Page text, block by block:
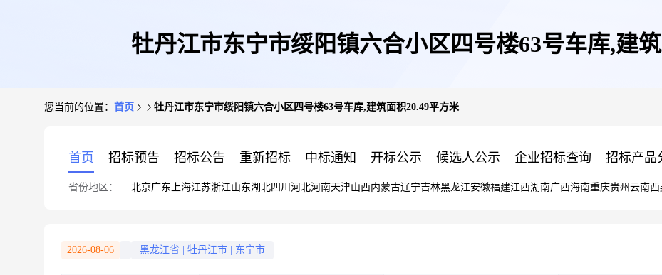
牡丹江市东宁市绥阳镇六合小区四号楼63号车库,建
您当前的位置： 首页 牡丹江市东宁市绥阳镇六合小区四号楼63号车库,建筑面积20.49平方米
首页 招标预告 招标公告 重新招标 中标通知 开标公示 候选人公示 企业招标查询 招标产品
省份地区： 北京广东 上海江苏浙江山东湖北四川 河北河南天津山西内蒙古辽宁吉林黑龙江安徽福建江西湖南广西海南重庆贵州 云南西
2026-08-06 黑龙江省 牡丹江市 东宁市